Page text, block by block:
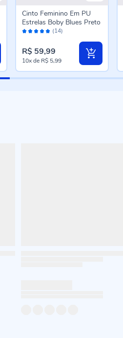
Avaliação: (14)
Cinto Feminino Em PU
Estrelas Boby Blues Preto
R$ 59,99
10xde R$ 5,99